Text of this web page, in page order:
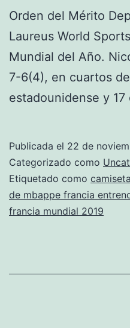
Orden del Mérito
Laureus World
Mundial del Año.
7-6(4), en cuartos
estadounidense y
Publicada el 22 de
Categorizado como
Etiquetado como
de mbappe francia
francia mundial 2019